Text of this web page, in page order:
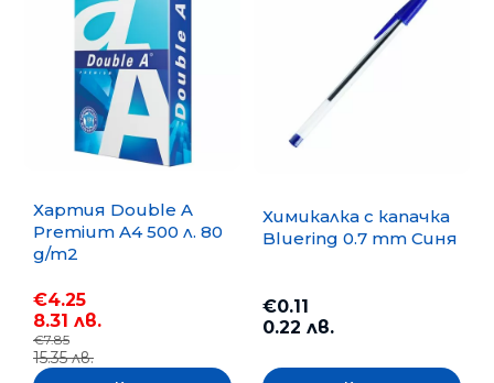
Хартия Double A
Premium A4 500 л. 80
g/m2
€4.25
8.31 лв.
€7.85
15.35 лв.
Химикалка с капачка
Bluering 0.7 mm Синя
€0.11
0.22 лв.